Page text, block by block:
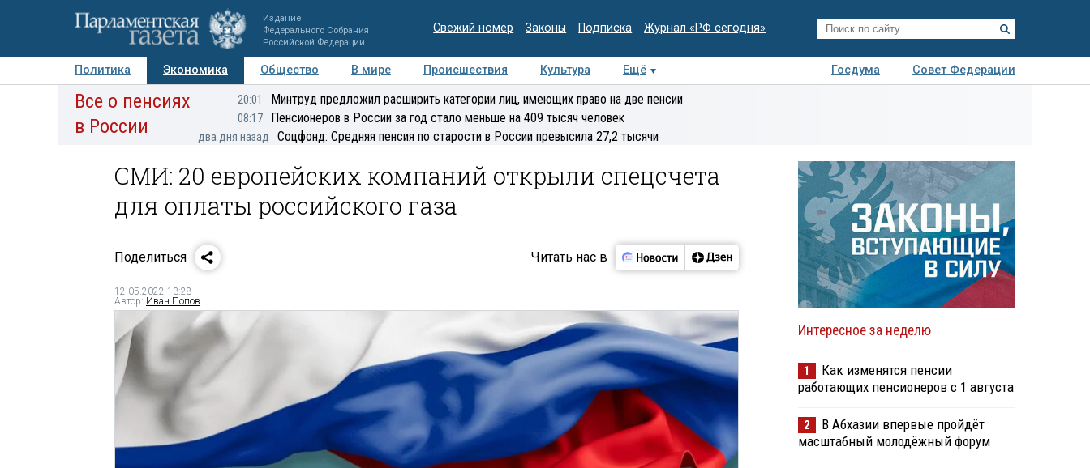
Издание
Федерального Собрания
Российской Федерации
Свежий номер Законы Подписка Журнал «РФ сегодня»
Политика Экономика Общество В мире Происшествия Культура Ещё Госдума
Совет Федерации
Авторы Персоны Мнения Регионы Медиацентр Интервью Колумнисты
Деловая
Все о пенсиях
в России
20:01 Минтруд предложил расширить категории лиц, имеющих право на две пенсии
08:17 Пенсионеров в России за год стало меньше на 409 тысяч человек
два дня назад Соцфонд: Средняя пенсия по старости в России превысила 27,2 тысячи
СМИ: 20 европейских компаний открыли спецсчета
для оплаты российского газа
Поделиться Читать нас в
12.05.2022 13:28
Автор: Иван Попов
Интересное за неделю
1
Как изменятся пенсии
работающих пенсионеров с 1 августа
2
В Абхазии впервые пройдёт
масштабный молодёжный форум